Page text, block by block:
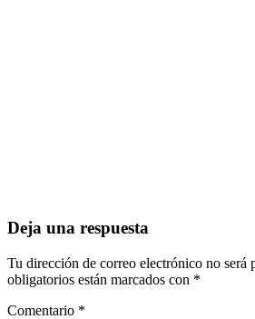
Deja una respuesta
Tu dirección de correo electrónico no será
obligatorios están marcados con *
Comentario *